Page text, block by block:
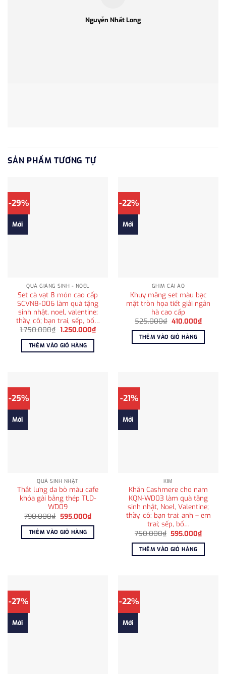
Nguyễn Nhất Long
SẢN PHẨM TƯƠNG TỰ
-29%
Mới
QUÀ GIÁNG SINH - NOEL
Set cà vạt 8 món cao cấp
SCVN8-006 làm quà tặng
sinh nhật, noel, valentine;
thầy, cô; bạn trai, sếp, bố…
1.750.000₫ Giá
là:
1.750.000₫.
1.250.000₫Giá
hiện
THÊM VÀO GIỎ HÀNG
-22%
Mới
GHIM CÀI ÁO
Khuy măng set màu bạc
mặt tròn họa tiết giải ngân
hà cao cấp
525.000₫ Giá
là:
525.000₫.
410.000₫Giá
hiện
tại
THÊM VÀO GIỎ HÀNG
-25%
Mới
QUÀ SINH NHẬT
Thắt lưng da bò màu cafe
khóa gài bằng thép TLD-
WD09
790.000₫ Giá
là:
790.000₫.
595.000₫Giá
hiện
tại
595.000₫.
THÊM VÀO GIỎ HÀNG
-21%
Mới
KIM
Khăn Cashmere cho nam
KQN-WD03 làm quà tặng
sinh nhật, Noel, Valentine;
thầy, cô; bạn trai; anh – em
trai; sếp, bố…
750.000₫ Giá
là:
750.000₫.
595.000₫Giá
hiện
tại
THÊM VÀO GIỎ HÀNG
-27%
Mới
-22%
Mới